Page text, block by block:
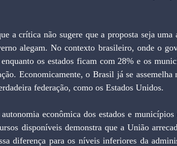
a crítica não sugere que a proposta seja uma
alegam. No contexto brasileiro, onde o
os estados ficam com 28% e os
Economicamente, o Brasil já se assemelha
federação, como os Estados Unidos.
econômica dos estados e
disponíveis demonstra que a União
diferença para os níveis inferiores da